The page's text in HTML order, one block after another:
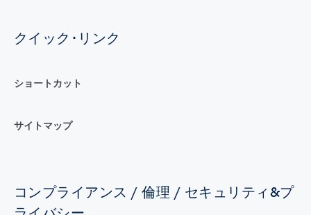
クイック･リンク
ショートカット
サイトマップ
コンプライアンス / 倫理 / セキュリティ&プ